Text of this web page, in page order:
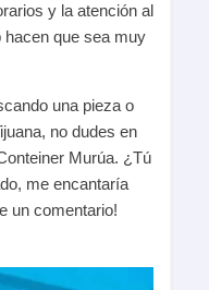
y la atención al
hacen que sea muy
una pieza o
no dudes en
Murúa. ¿Tú
me encantaría
un comentario!